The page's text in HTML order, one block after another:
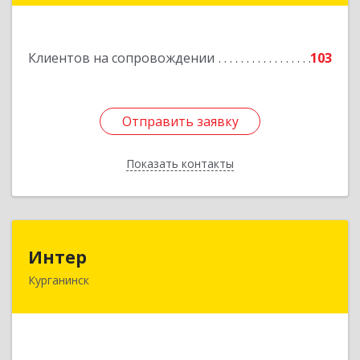
Клиентов на сопровождении 103
Отправить заявку
Показать контакты
Отправить заявку
Назад
Интер
Курганинск352430, Краснодарский край, Курганинск г,